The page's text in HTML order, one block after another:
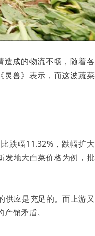
造成的物流不畅，随着各
灵兽》表示，而这波蔬菜
跌幅11.32%，跌幅扩大
发地大白菜价格为例，批
供应是充足的。而上游又
销矛盾。